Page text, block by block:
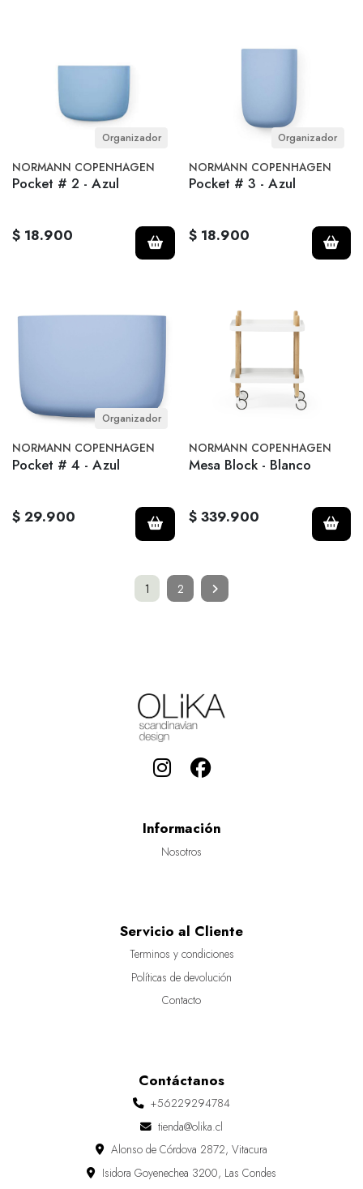
Organizador
NORMANN COPENHAGEN
Pocket # 2 - Azul
$ 18.900
Organizador
NORMANN COPENHAGEN
Pocket # 3 - Azul
$ 18.900
Organizador
NORMANN COPENHAGEN
Pocket # 4 - Azul
$ 29.900
NORMANN COPENHAGEN
Mesa Block - Blanco
$ 339.900
1 2
Información
Nosotros
Servicio al Cliente
Terminos y condiciones
Políticas de devolución
Contacto
Contáctanos
+56229294784
tienda@olika.cl
Alonso de Córdova 2872, Vitacura
Isidora Goyenechea 3200, Las Condes